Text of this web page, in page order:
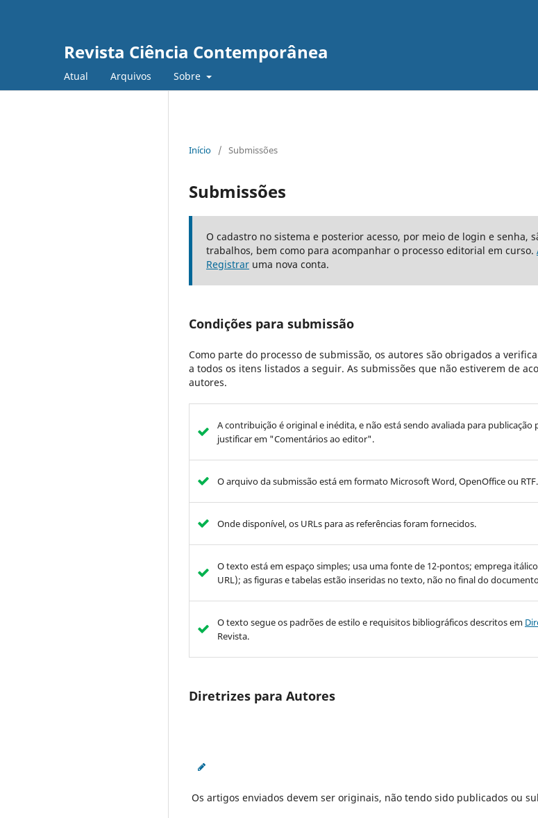
Revista Ciência Contemporânea
Atual Arquivos Sobre
Início / Submissões
Submissões
O cadastro no sistema e posterior acesso, por meio de login e senha,
trabalhos, bem como para acompanhar o processo editorial em curso.
Registrar uma nova conta.
Condições para submissão
Como parte do processo de submissão, os autores são obrigados a
a todos os itens listados a seguir. As submissões que não estiverem de
autores.
A contribuição é original e inédita, e não está sendo avaliada para
justificar em "Comentários ao editor".
O arquivo da submissão está em formato Microsoft Word, OpenOffice ou RTF.
Onde disponível, os URLs para as referências foram fornecidos.
O texto está em espaço simples; usa uma fonte de 12-pontos; emprega
URL); as figuras e tabelas estão inseridas no texto, não no final do
O texto segue os padrões de estilo e requisitos bibliográficos descritos em
Revista.
Diretrizes para Autores
Os artigos enviados devem ser originais, não tendo sido publicados ou